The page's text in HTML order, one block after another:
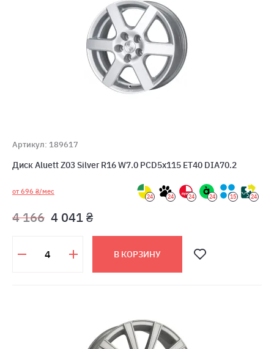
Артикул: 189617
Диск Aluett Z03 Silver R16 W7.0 PCD5x115 ET40 DIA70.2
от 696 ₴/мес
24 24 24 24 15 24
4 166 4 041 ₴
В КОРЗИНУ